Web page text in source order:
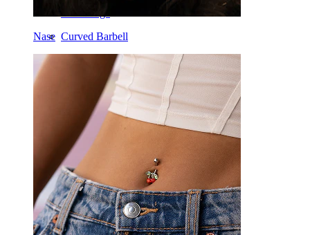
Nase Curved Barbell
Lobe